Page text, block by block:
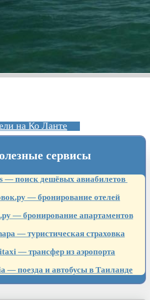
на Ко Ланте
сервисы
— поиск дешёвых авиабилетов
— бронирование отелей
— бронирование апартаментов
— туристическая страховка
— трансфер из аэропорта
— поезда и автобусы в Таиланде